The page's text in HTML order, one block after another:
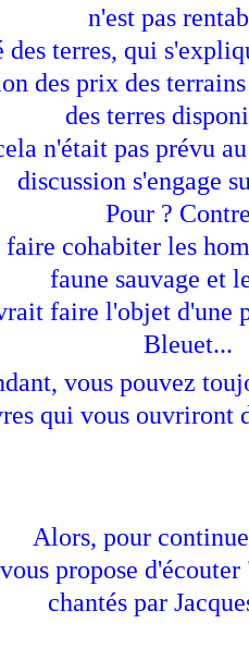
n'est pas
des terres, qui
des prix des
des terres
n'était pas prévu
discussion s'engage
Pour ?
cohabiter les
faune sauvage et
faire l'objet d'une
Bleuet...
vous pouvez
qui vous ouvriront
Alors, pour
propose d'écouter
chantés par